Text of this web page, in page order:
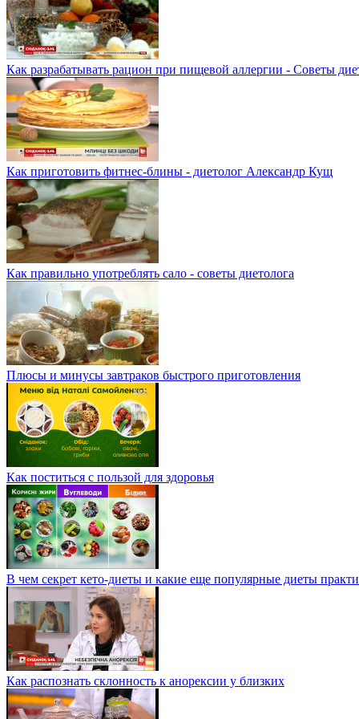
Как разрабатывать рацион при пищевой аллергии - Советы
Как приготовить фитнес-блины - диетолог Александр Кущ
Как правильно употреблять сало - советы диетолога
Плюсы и минусы завтраков быстрого приготовления
Как поститься с пользой для здоровья
В чем секрет кето-диеты и какие еще популярные диеты
Как распознать склонность к анорексии у близких